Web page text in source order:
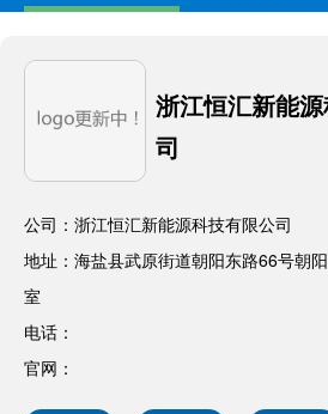
浙江恒汇新能
司
公司：浙江恒汇新能源科技有限公司
地址：海盐县武原街道朝阳东路66号朝
室
电话：
官网：